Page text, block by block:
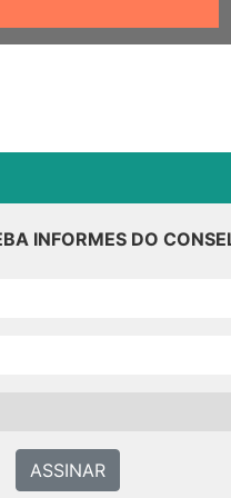
INFORMES DO
ASSINAR